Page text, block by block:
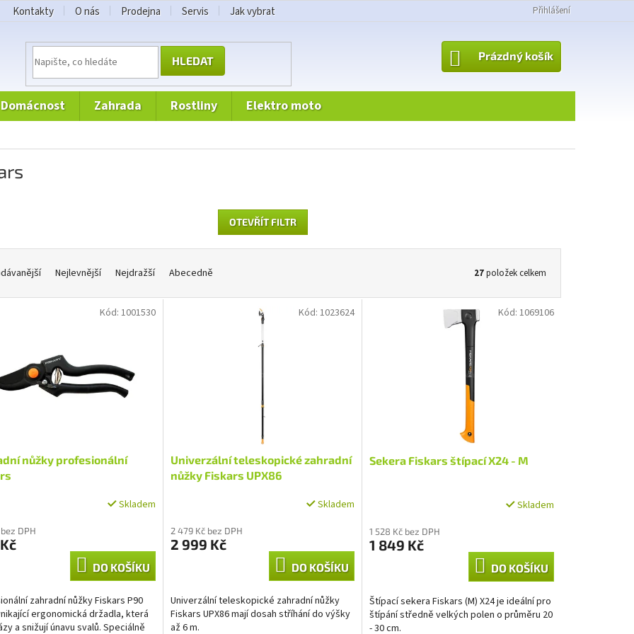
Kontakty O nás Prodejna Servis Jak vybrat Přihlášení
HLEDAT
NÁKUPNÍ
KOŠÍK
Prázdný košík
domácnost zahrada rostliny elektro moto
OTEVŘÍT FILTR
Nejlevnější Nejdražší Abecedně 27položek celkem
nůžky profesionální
Skladem
DPH
DO KOŠÍKU
zahradní nůžky Fiskars P90
ergonomická držadla, která
a snižují únavu svalů. Speciálně
Kód: 1001530
Univerzální teleskopické zahradní
nůžky Fiskars UPX86
Skladem
2 479 Kč bez DPH
2 999 Kč
DO KOŠÍKU
Univerzální teleskopické zahradní nůžky
Fiskars UPX86 mají dosah stříhání do výšky
až 6 m.
Kód: 1023624
Sekera Fiskars štípací X24 - M
Skladem
1 528 Kč bez DPH
1 849 Kč
DO KOŠÍKU
Štípací sekera Fiskars (M) X24 je ideální pro
štípání středně velkých polen o průměru 20
- 30 cm.
Kód: 1069106